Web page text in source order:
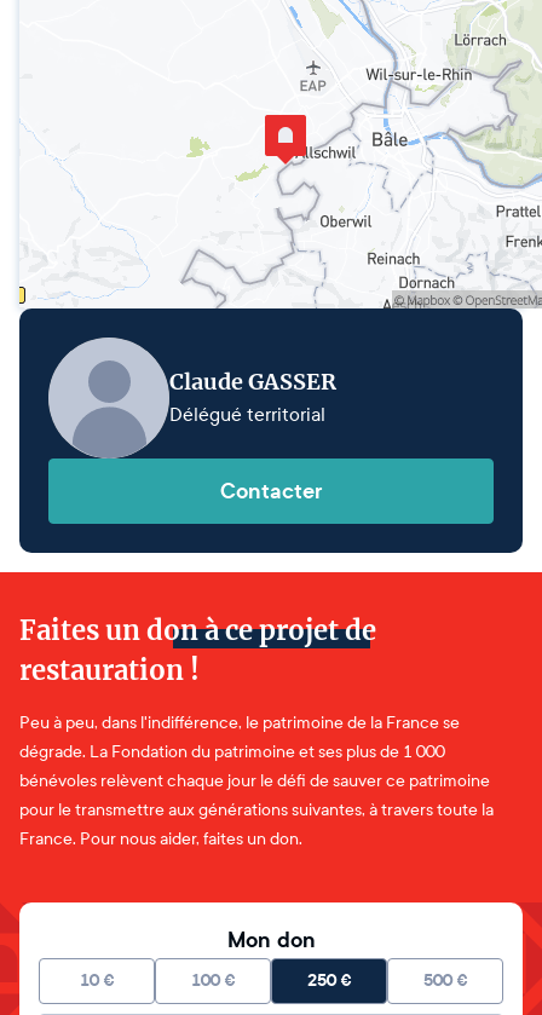
Claude GASSER
Délégué territorial
Contacter
Faites un don à ce projet de
restauration !
Peu à peu, dans l'indifférence, le patrimoine de la France se
dégrade. La Fondation du patrimoine et ses plus de 1 000
bénévoles relèvent chaque jour le défi de sauver ce patrimoine
pour le transmettre aux générations suivantes, à travers toute la
France. Pour nous aider, faites un don.
Mon don
10 € 100 € 250€ 500 €